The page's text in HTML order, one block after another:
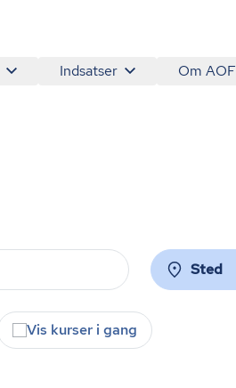
Indsatser Om AOF
Sted
Vis kurser i gang